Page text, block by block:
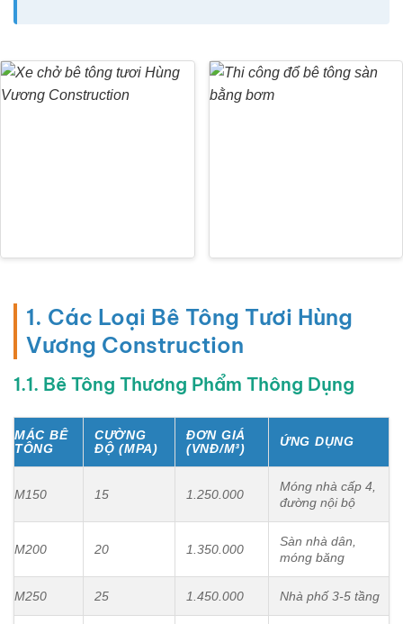
1. Các Loại Bê Tông Tươi Hùng
Vương Construction
1.1. Bê Tông Thương Phẩm Thông Dụng
MÁC BÊ
TÔNG
CƯỜNG
ĐỘ (MPA)
ĐƠN GIÁ
(VNĐ/M³)
ỨNG DỤNG
M150 15 1.250.000
Móng nhà cấp 4,
đường nội bộ
M200 20 1.350.000
Sàn nhà dân,
móng băng
M250 25 1.450.000 Nhà phố 3-5 tầng